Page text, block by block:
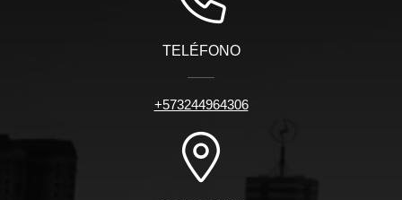
TELÉFONO
+573244964306